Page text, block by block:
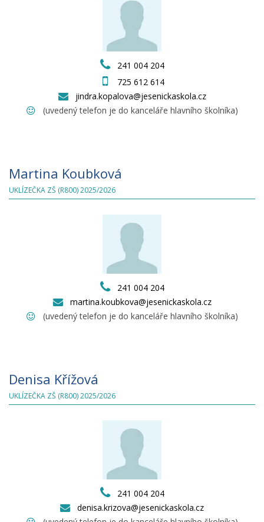
241 004 204
725 612 614
jindra.kopalova@jesenickaskola.cz
(uvedený telefon je do kanceláře hlavního školníka)
Martina Koubková
UKLÍZEČKA ZŠ (R800) 2025/2026
241 004 204
martina.koubkova@jesenickaskola.cz
(uvedený telefon je do kanceláře hlavního školníka)
Denisa Křížová
UKLÍZEČKA ZŠ (R800) 2025/2026
241 004 204
denisa.krizova@jesenickaskola.cz